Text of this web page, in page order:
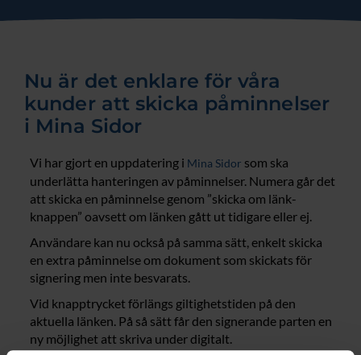
Nu är det enklare för våra
kunder att skicka påminnelser
i Mina Sidor
Vi har gjort en uppdatering i Mina Sidor som ska
underlätta hanteringen av påminnelser. Numera går det
att skicka en påminnelse genom ”skicka om länk-
knappen” oavsett om länken gått ut tidigare eller ej.
Användare kan nu också på samma sätt, enkelt skicka
en extra påminnelse om dokument som skickats för
signering men inte besvarats.
Vid knapptrycket förlängs giltighetstiden på den
aktuella länken. På så sätt får den signerande parten en
ny möjlighet att skriva under digitalt.